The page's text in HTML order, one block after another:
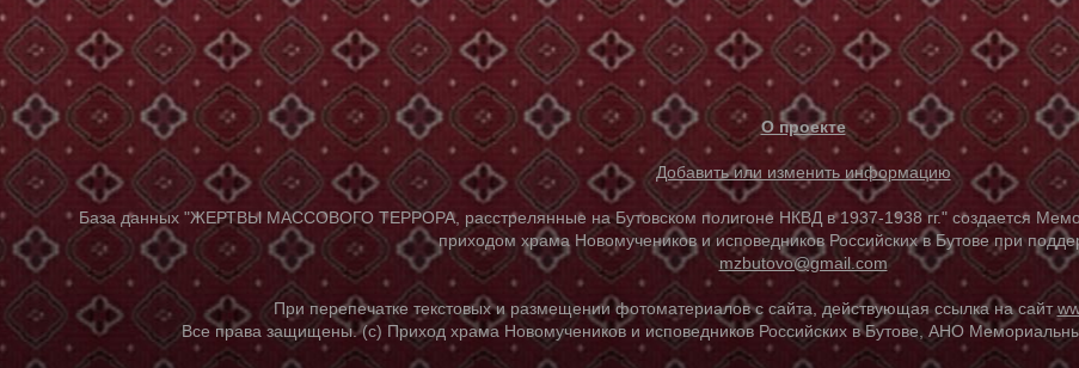
О проекте
Добавить или изменить информацию
База данных "ЖЕРТВЫ МАССОВОГО ТЕРРОРА, расстрелянные на Бутовском полигоне НКВД в 1937-1938 гг." создается
приходом храма Новомучеников и исповедников Российских в Бутове при
mzbutovo@gmail.com
При перепечатке текстовых и размещении фотоматериалов с сайта, действующая ссылка на сайт
Все права защищены. (с) Приход храма Новомучеников и исповедников Российских в Бутове, АНО